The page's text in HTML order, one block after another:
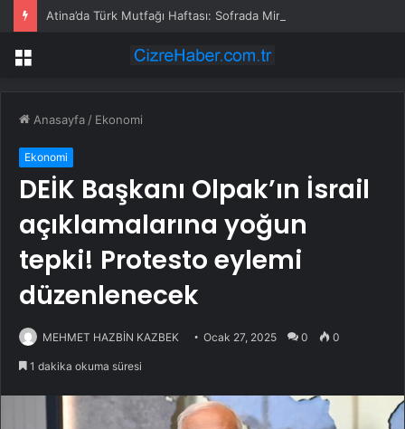
Atina’da Türk Mutfağı Haftası: Sofrada Miras
Menü
Anasayfa / Ekonomi
Ekonomi
DEİK Başkanı Olpak’ın İsrail
açıklamalarına yoğun
tepki! Protesto eylemi
düzenlenecek
MEHMET HAZBİN KAZBEK Ocak 27, 2025 0 0
1 dakika okuma süresi